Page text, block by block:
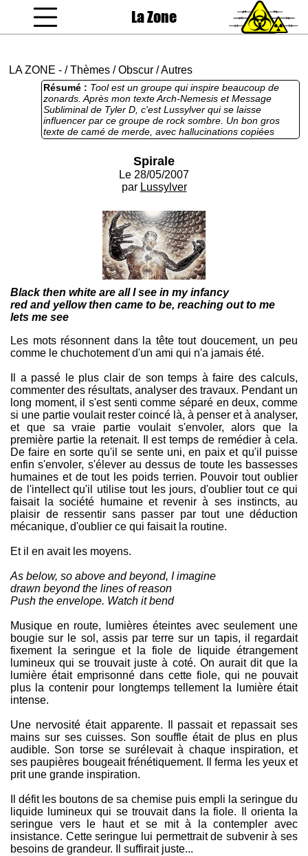
La Zone
LA ZONE - /Thèmes /Obscur /Autres
Résumé : Tool est un groupe qui inspire beaucoup de
zonards. Après mon texte Arch-Nemesis et Message
Subliminal de Tyler D, c'est Lussylver qui se laisse
influencer par ce groupe de rock sombre. Un bon gros
texte de camé de merde, avec hallucinations copiées
directement sur les clips du groupe en question et même
valable pour les fans de Tool qui n'y verront qu'un
repompage abusif. Les autres, faut voir.
Spirale
Le 28/05/2007
par Lussylver
Black then white are all I see in my infancy
red and yellow then came to be, reaching out to me
lets me see
Les mots résonnent dans la tête tout doucement, un peu
comme le chuchotement d'un ami qui n'a jamais été.
Il a passé le plus clair de son temps à faire des calculs,
commenter des résultats, analyser des travaux. Pendant un
long moment, il s'est senti comme séparé en deux, comme
si une partie voulait rester coincé là, à penser et à analyser,
et que sa vraie partie voulait s'envoler, alors que la
première partie la retenait. Il est temps de remédier à cela.
De faire en sorte qu'il se sente uni, en paix et qu'il puisse
enfin s'envoler, s'élever au dessus de toute les bassesses
humaines et de tout les poids terrien. Pouvoir tout oublier
de l'intellect qu'il utilise tout les jours, d'oublier tout ce qui
faisait la société humaine et revenir à ses instincts, au
plaisir de ressentir sans passer par tout une déduction
mécanique, d'oublier ce qui faisait la routine.
Et il en avait les moyens.
As below, so above and beyond, I imagine
drawn beyond the lines of reason
Push the envelope. Watch it bend
Musique en route, lumières éteintes avec seulement une
bougie sur le sol, assis par terre sur un tapis, il regardait
fixement la seringue et la fiole de liquide étrangement
lumineux qui se trouvait juste à coté. On aurait dit que la
lumière était emprisonné dans cette fiole, qui ne pouvait
plus la contenir pour longtemps tellement la lumière était
intense.
Une nervosité était apparente. Il passait et repassait ses
mains sur ses cuisses. Son souffle était de plus en plus
audible. Son torse se surélevait à chaque inspiration, et
ses paupières bougeait frénétiquement. Il ferma les yeux et
prit une grande inspiration.
Il défit les boutons de sa chemise puis empli la seringue du
liquide lumineux qui se trouvait dans la fiole. Il orienta la
seringue vers le haut et se mit à la contempler avec
insistance. Cette seringue lui permettrait de subvenir à ses
besoins de grandeur. Il suffirait juste...